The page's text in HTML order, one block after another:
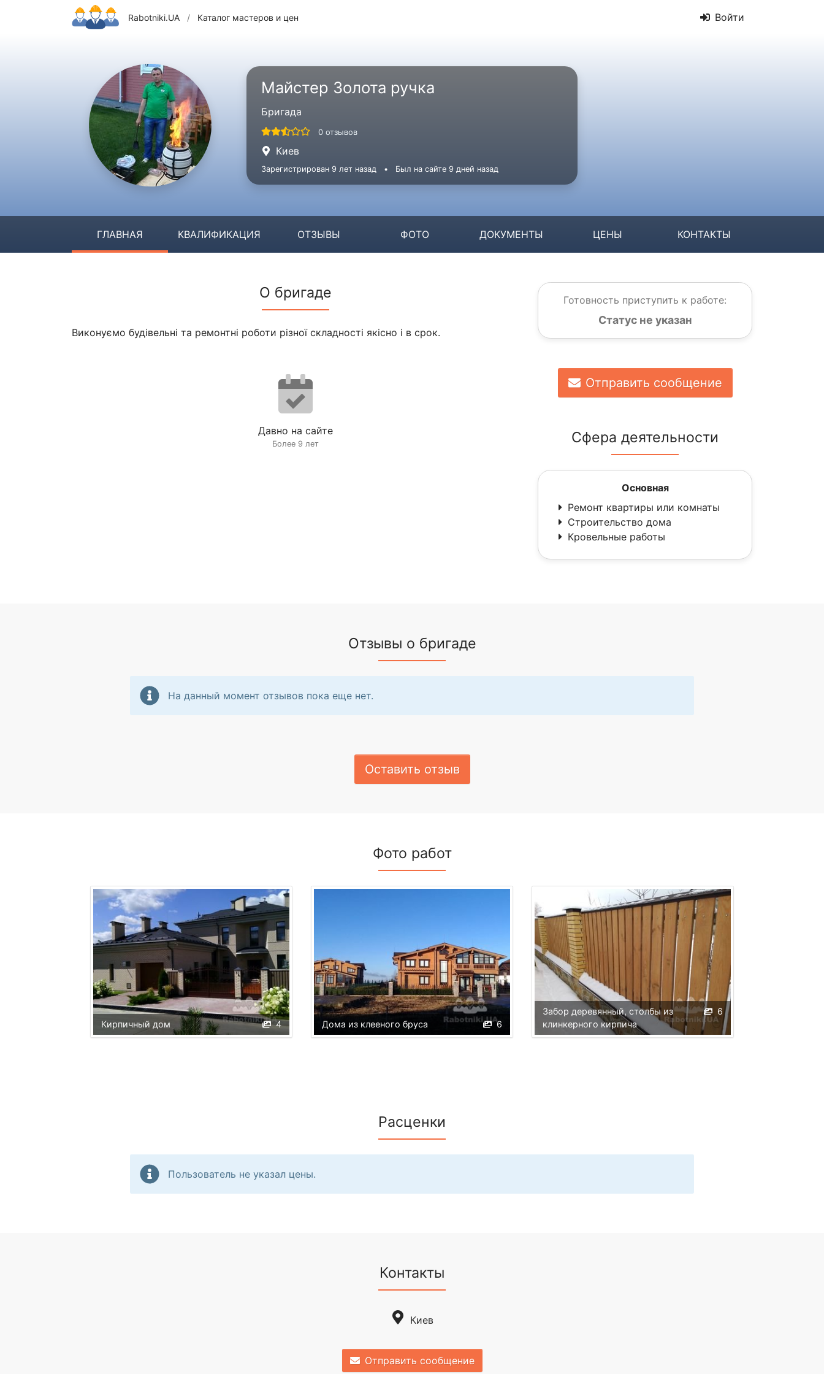
Rabotniki.UA / Каталог мастеров и цен Войти
Майстер Золота ручка
Бригада
0 отзывов
Киев
Зарегистрирован 9 лет назад • Был на сайте 9 дней назад
ГЛАВНАЯ КВАЛИФИКАЦИЯ ОТЗЫВЫ ФОТО ДОКУМЕНТЫ ЦЕНЫ КОНТАКТЫ
О бригаде
Виконуємо будівельні та ремонтні роботи різної складності якісно і в срок.
Давно на сайте
Более 9 лет
Готовность приступить к работе:
Статус не указан
Отправить сообщение
Сфера деятельности
Основная
Ремонт квартиры или комнаты
Строительство дома
Кровельные работы
Отзывы о бригаде
На данный момент отзывов пока еще нет.
Оставить отзыв
Фото работ
4
Кирпичный дом 6
Дома из клееного бруса
6
Забор деревянный, столбы из
клинкерного кирпича
Расценки
Пользователь не указал цены.
Контакты
Киев
Отправить сообщение